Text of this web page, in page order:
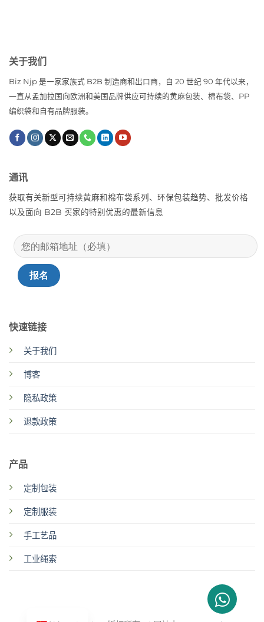
关于我们
Biz Njp 是一家家族式 B2B 制造商和出口商，自 20 世纪 90 年代以来，
一直从孟加拉国向欧洲和美国品牌供应可持续的黄麻包装、棉布袋、PP
编织袋和自有品牌服装。
快速链接
关于我们
博客
隐私政策
退款政策
产品
定制包装
定制服装
手工艺品
工业绳索
通讯
获取有关新型可持续黄麻和棉布袋系列、环保包装趋势、批发价格
以及面向 B2B 买家的特别优惠的最新信息